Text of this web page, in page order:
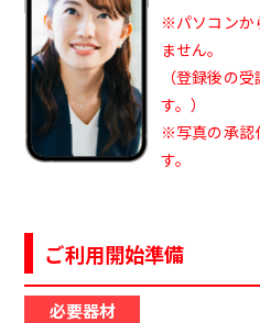
※パソコンか
ません。
（登録後の
す。）
※写真の承認
す。
ご利用開始準備
必要器材